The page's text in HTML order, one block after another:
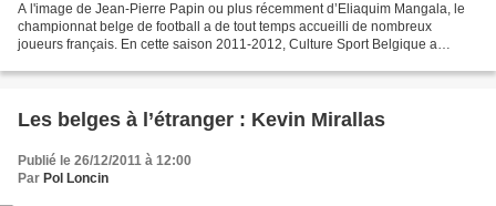
A l'image de Jean-Pierre Papin ou plus récemment d’Eliaquim Mangala, le
championnat belge de football a de tout temps accueilli de nombreux
joueurs français. En cette saison 2011-2012, Culture Sport Belgique a
Les belges à l’étranger : Kevin Mirallas
Publié le 26/12/2011 à 12:00
Par Pol Loncin